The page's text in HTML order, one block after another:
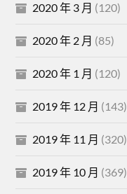
2020 年 3 月 (120)
2020 年 2 月 (85)
2020 年 1 月 (120)
2019 年 12 月 (143)
2019 年 11 月 (320)
2019 年 10 月 (369)